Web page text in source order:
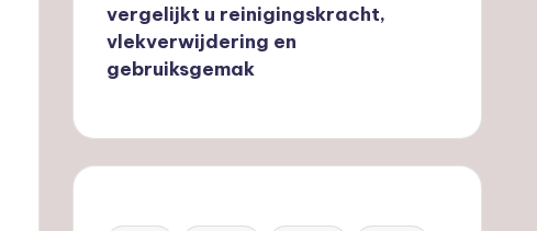
vergelijkt u reinigingskracht,
vlekverwijdering en
gebruiksgemak